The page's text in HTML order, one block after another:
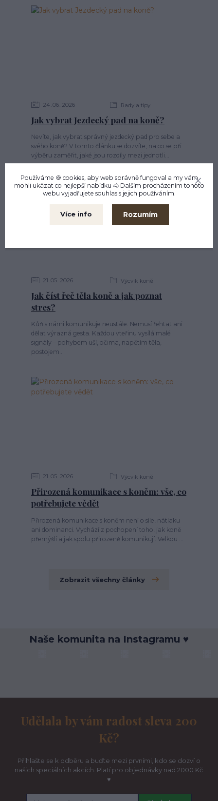
24 06 2026 Rady a tipy
Jak vybrat Jezdecký pad na koně?
Nevíte, jak vybrat správný jezdecký pad pro sebe a
svého koně? V tomto článku se dozvíte, na co se při
výběru zaměřit, jaké jsou rozdíly mezi jednotli...
21 05 2026 Výcvik koně
Jak číst řeč těla koně a jak poznat
stres?
Kůň s námi komunikuje neustále. Nemusí řehtat ani
dělat výrazná gesta. Každou vteřinu vysílá malé
signály – pohybem uší, očima, napětím těla,
postojem...
21 05 2026 Výcvik koně
Přirozená komunikace s koněm: vše, co
potřebujete vědět
Přirozená komunikace s koněm není o síle, nátlaku
ani dominanci. Vychází z pochopení toho, jak koně
přemýšlí a jak spolu přirozeně komunikují. Velkou ...
Zobrazit všechny články
Naše komunita na Instagramu ♥
Udělala by vám radost sleva 200
Kč?
Přihlašte se k odběru a buďte mezi prvními, kdo se dozví o
našich speciálních akcích. Platí pro objednávky nad 2000 Kč
♥
Používáme 🍪 cookies, aby web správně fungoval a my vám
mohli ukázat co nejlepší nabídku 🐴 Dalším procházením tohoto
webu vyjadřujete souhlas s jejich používáním.
Více info Rozumím